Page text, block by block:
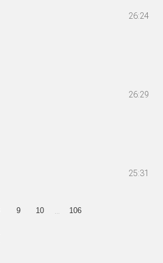
26:24
26:29
25:31
9 10 106